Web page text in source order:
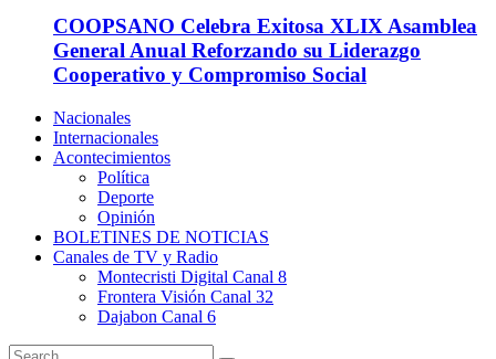
COOPSANO Celebra Exitosa XLIX Asamblea
General Anual Reforzando su Liderazgo
Cooperativo y Compromiso Social
Nacionales
Internacionales
Acontecimientos
Política
Deporte
Opinión
BOLETINES DE NOTICIAS
Canales de TV y Radio
Montecristi Digital Canal 8
Frontera Visión Canal 32
Dajabon Canal 6